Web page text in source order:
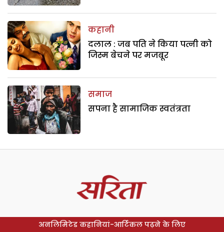
कहानी
दलाल : जब पति ने किया पत्नी को
जिस्म बेचने पर मजबूर
समाज
सपना है सामाजिक स्वतंत्रता
अनलिमिटेड कहानियां-आर्टिकल पढ़ने के लिए